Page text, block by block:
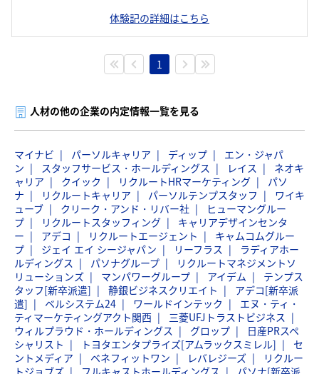
体験記の詳細はこちら
1
人材の他の企業の内定情報一覧を見る
マイナビ パーソルキャリア ディップ
エン・ジャパ
ン
スタッフサービス・ホールディングス レイス
ネオキ
ャリア
クイック リクルートHRマーケティング
パソ
ナ
リクルートキャリア パーソルテンプスタッフ
ワイキ
ューブ
クリーク・アンド・リバー社
ヒューマングルー
プ
リクルートスタッフィング
キャリアデザインセンタ
ー
アデコ リクルートエージェント
キャムコムグルー
プ
ジェイ エイ シージャパン リーフラス
ラディアホー
ルディングス
パソナグループ
リクルートマネジメントソ
リューションズ
マンパワーグループ アイデム
テンプス
タッフ[新卒派遣]
静銀ビジネスクリエイト
アデコ[新卒派
遣]
ベルシステム24 ワールドインテック
エヌ・ティ・
ティマーケティングアクト関西
三菱UFJトラストビジネス
ウィルプラウド・ホールディングス
グロップ
日産PRスペ
シャリスト
トヨタエンタプライズ[アムラックスミレル]
セ
ントメディア
ベネフィットワン レバレジーズ
リクルー
トジョブズ
フルキャストホールディングス パソナ[新卒派